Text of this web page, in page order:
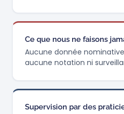
Ce que nous ne faisons
Aucune donnée
aucune notation ni
Supervision par des